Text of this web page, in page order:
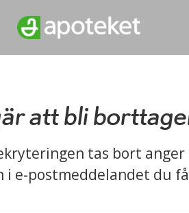
att bli
tas bort
i e-postmeddelandet du